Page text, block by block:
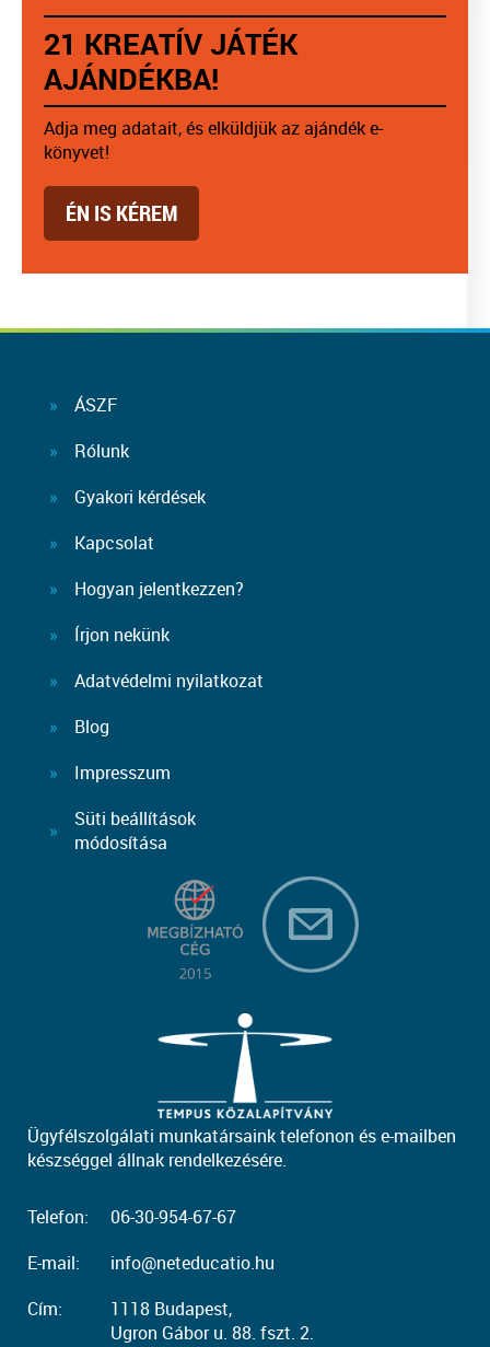
21 KREATÍV JÁTÉK
AJÁNDÉKBA!
Adja meg adatait, és elküldjük az ajándék e-
könyvet!
ÉN IS KÉREM
ÁSZF
Rólunk
Gyakori kérdések
Kapcsolat
Hogyan jelentkezzen?
Írjon nekünk
Adatvédelmi nyilatkozat
Blog
Impresszum
Süti beállítások
módosítása
Ügyfélszolgálati munkatársaink telefonon és e-mailben
készséggel állnak rendelkezésére.
Telefon:
06-30-954-67-67
E-mail:
info@neteducatio.hu
Cím:
1118 Budapest,
Ugron Gábor u. 88. fszt. 2.